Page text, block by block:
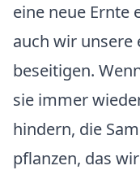
eine neue Ernte
auch wir unsere
beseitigen.
sie immer
hindern, die
pflanzen, das